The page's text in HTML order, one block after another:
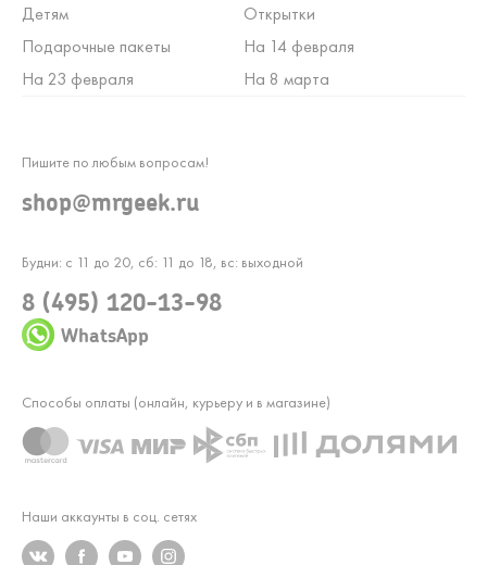
Детям
Открытки
Подарочные пакеты
На 14 февраля
На 23 февраля
На 8 марта
Будни: с 11 до 20, сб: 11 до 18, вс: выходной
8 (495) 120-13-98
WhatsApp
Пишите по любым вопросам!
shop@mrgeek.ru
Наши аккаунты в соц. сетях
Способы оплаты (онлайн, курьеру и в магазине)